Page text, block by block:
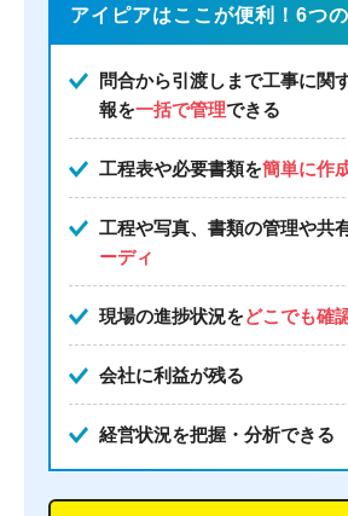
アイピアはここが便利！6つ
問合から引渡しまで工事に関
報を一括で管理できる
工程表や必要書類を簡単に作
工程や写真、書類の管理や共
ーディ
現場の進捗状況をどこでも確
会社に利益が残る
経営状況を把握・分析できる